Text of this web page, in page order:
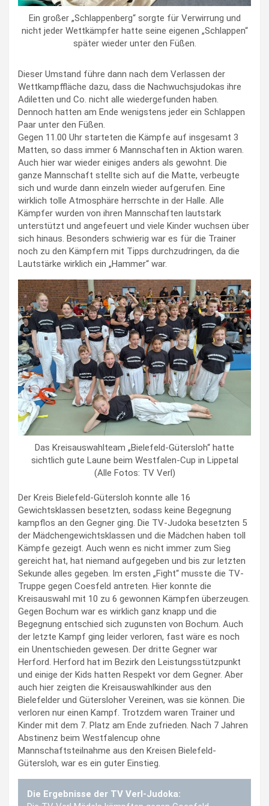
Ein großer „Schlappenberg“ sorgte für Verwirrung und
nicht jeder Wettkämpfer hatte seine eigenen „Schlappen“
später wieder unter den Füßen.
Dieser Umstand führe dann nach dem Verlassen der
Wettkampffläche dazu, dass die Nachwuchsjudokas ihre
Adiletten und Co. nicht alle wiedergefunden haben.
Dennoch hatten am Ende wenigstens jeder ein Schlappen
Paar unter den Füßen.
Gegen 11.00 Uhr starteten die Kämpfe auf insgesamt 3
Matten, so dass immer 6 Mannschaften in Aktion waren.
Auch hier war wieder einiges anders als gewohnt. Die
ganze Mannschaft stellte sich auf die Matte, verbeugte
sich und wurde dann einzeln wieder aufgerufen. Eine
wirklich tolle Atmosphäre herrschte in der Halle. Alle
Kämpfer wurden von ihren Mannschaften lautstark
unterstützt und angefeuert und viele Kinder wuchsen über
sich hinaus. Besonders schwierig war es für die Trainer
noch zu den Kämpfern mit Tipps durchzudringen, da die
Lautstärke wirklich ein „Hammer“ war.
Das Kreisauswahlteam „Bielefeld-Gütersloh“ hatte
sichtlich gute Laune beim Westfalen-Cup in Lippetal
(Alle Fotos: TV Verl)
Der Kreis Bielefeld-Gütersloh konnte alle 16
Gewichtsklassen besetzten, sodass keine Begegnung
kampflos an den Gegner ging. Die TV-Judoka besetzten 5
der Mädchengewichtsklassen und die Mädchen haben toll
Kämpfe gezeigt. Auch wenn es nicht immer zum Sieg
gereicht hat, hat niemand aufgegeben und bis zur letzten
Sekunde alles gegeben. Im ersten „Fight“ musste die TV-
Truppe gegen Coesfeld antreten. Hier konnte die
Kreisauswahl mit 10 zu 6 gewonnen Kämpfen überzeugen.
Gegen Bochum war es wirklich ganz knapp und die
Begegnung entschied sich zugunsten von Bochum. Auch
der letzte Kampf ging leider verloren, fast wäre es noch
ein Unentschieden gewesen. Der dritte Gegner war
Herford. Herford hat im Bezirk den Leistungsstützpunkt
und einige der Kids hatten Respekt vor dem Gegner. Aber
auch hier zeigten die Kreisauswahlkinder aus den
Bielefelder und Gütersloher Vereinen, was sie können. Die
verloren nur einen Kampf. Trotzdem waren Trainer und
Kinder mit dem 7. Platz am Ende zufrieden. Nach 7 Jahren
Abstinenz beim Westfalencup ohne
Mannschaftsteilnahme aus den Kreisen Bielefeld-
Gütersloh, war es ein guter Einstieg.
Die Ergebnisse der TV Verl-Judoka: